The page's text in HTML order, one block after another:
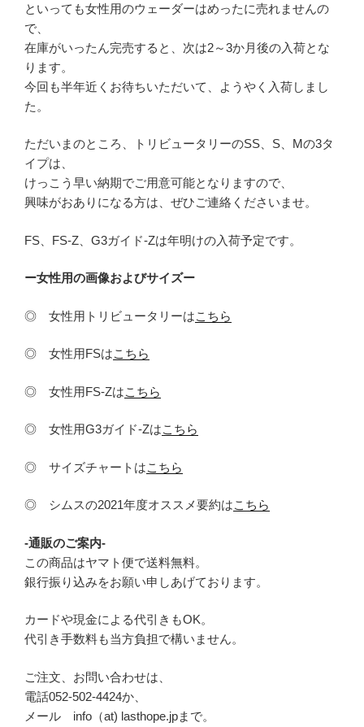
といっても女性用のウェーダーはめったに売れませんの
で、
在庫がいったん完売すると、次は2～3か月後の入荷とな
ります。
今回も半年近くお待ちいただいて、ようやく入荷しまし
た。
ただいまのところ、トリビュータリーのSS、S、Mの3タ
イプは、
けっこう早い納期でご用意可能となりますので、
興味がおありになる方は、ぜひご連絡くださいませ。
FS、FS-Z、G3ガイド-Zは年明けの入荷予定です。
ー女性用の画像およびサイズー
◎ 女性用トリビュータリーはこちら
◎ 女性用FSはこちら
◎ 女性用FS-Zはこちら
◎ 女性用G3ガイド-Zはこちら
◎ サイズチャートはこちら
◎ シムスの2021年度オススメ要約はこちら
-通販のご案内-
この商品はヤマト便で送料無料。
銀行振り込みをお願い申しあげております。
カードや現金による代引きもOK。
代引き手数料も当方負担で構いません。
ご注文、お問い合わせは、
電話052-502-4424か、
メール info（at) lasthope.jpまで。